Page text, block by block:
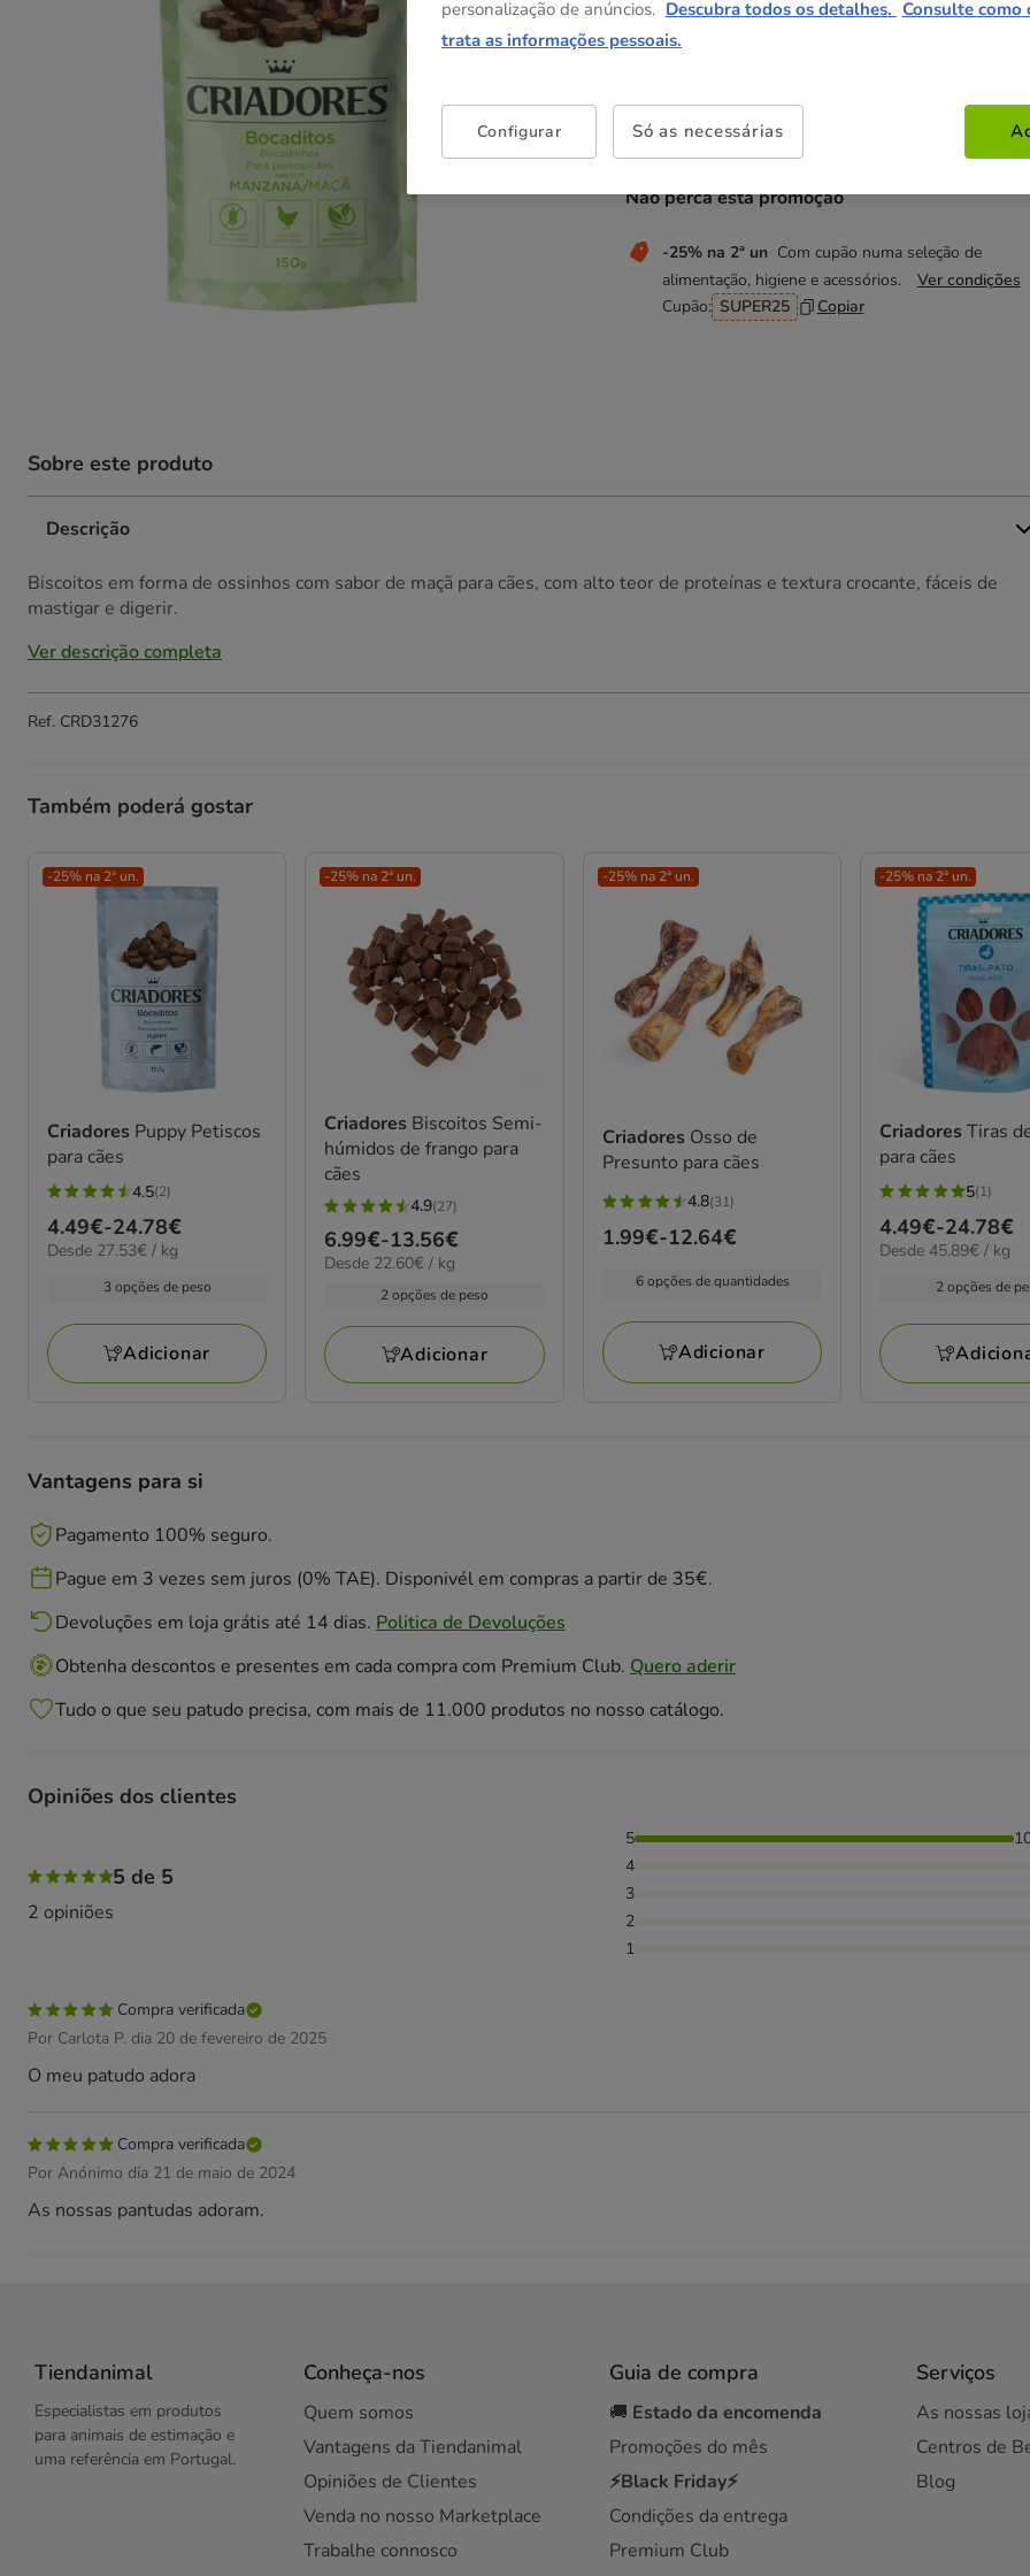
(29.93€ / kg)
(29.03€ / kg)
6 pacotes x 150 g
Pack Poupança
(27.53€ / kg)
Não perca esta promoção
-25% na 2ª un Com cupão numa seleção de
alimentação, higiene e acessórios.
Ver condições
Cupão: SUPER25 Copiar
Sobre este produto
Descrição
Biscoitos em forma de ossinhos com sabor de maçã para cães, com alto teor de proteínas e textura crocante, fáceis de
mastigar e digerir.
Ver descrição completa
Ref. CRD31276
Também poderá gostar
-25% na 2ª un.
Criadores Puppy Petiscos
para cães
4.5
estrelas
com
4.5(2)
Preço
de
24.78€
4.49€-24.78€
27.53€
Desde 27.53€ / kg
3 opções de peso
Adicionar
-25% na 2ª un.
Criadores Biscoitos Semi-
húmidos de frango para
cães
4.9
estrelas
com
avaliações
4.9(27)
Preço
de
13.56€
6.99€-13.56€
22.60€
Desde 22.60€ / kg
2 opções de peso
Adicionar
-25% na 2ª un.
Criadores Osso de
Presunto para cães
4.8
estrelas
avaliações
4.8(31)
Preço
1.99€
12.64€
1.99€-12.64€
6 opções de quantidades
Adicionar
-25% na 2ª un.
CriadoresTiras
para cães
5
estrelas
com
5(1)
Preço
de
24.78€
4.49€-24.78€
45.89€
Desde 45.89€ / kg
2 opções de
Vantagens para si
Pagamento 100% seguro.
Pague em 3 vezes sem juros (0% TAE). Disponivél em compras a partir de 35€.
Devoluções em loja grátis até 14 dias. Politica de Devoluções
Obtenha descontos e presentes em cada compra com Premium Club. Quero aderir
Tudo o que seu patudo precisa, com mais de 11.000 produtos no nosso catálogo.
Opiniões dos clientes
5 de 5
2 opiniões
5
4
3
2
1
Compra verificada
Por Carlota P. dia 20 de fevereiro de 2025
O meu patudo adora
Compra verificada
Por Anónimo dia 21 de maio de 2024
As nossas pantudas adoram.
Tiendanimal
Especialistas em produtos
para animais de estimação e
uma referência em Portugal.
Conheça-nos
Quem somos
Vantagens da Tiendanimal
Opiniões de Clientes
Venda no nosso Marketplace
Trabalhe connosco
Guia de compra
🚚 Estado da encomenda
Promoções do mês
⚡Black Friday⚡
Condições da entrega
Premium Club
Serviços
As nossas
Centros de
Blog
personalização de anúncios. Descubra todos os detalhes. Consulte como
trata as informações pessoais.
Configurar Só as necessárias